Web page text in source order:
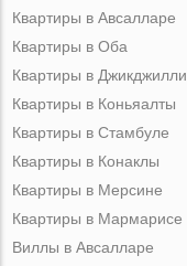
Квартиры в Авсалларе
Квартиры в Оба
Квартиры в Джикджилли
Квартиры в Коньяалты
Квартиры в Стамбуле
Квартиры в Конаклы
Квартиры в Мерсине
Квартиры в Мармарисе
Виллы в Авсалларе